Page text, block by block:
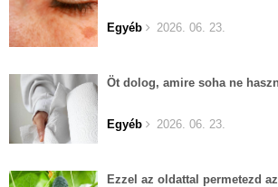
Egyéb 2026. 06. 23.
Öt dolog, amire soha ne
Egyéb 2026. 06. 23.
Ezzel az oldattal permetezd